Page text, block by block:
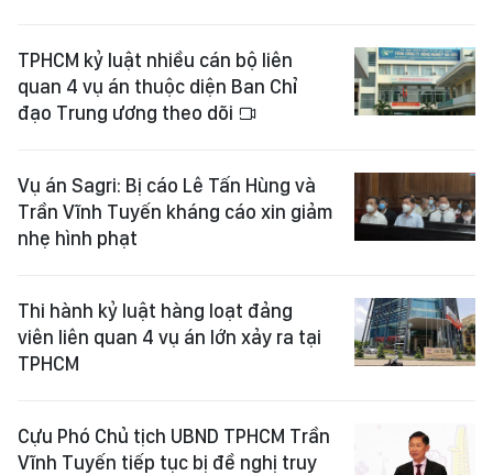
TPHCM kỷ luật nhiều cán bộ liên
quan 4 vụ án thuộc diện Ban Chỉ
đạo Trung ương theo dõi
Vụ án Sagri: Bị cáo Lê Tấn Hùng và
Trần Vĩnh Tuyến kháng cáo xin giảm
nhẹ hình phạt
Thi hành kỷ luật hàng loạt đảng
viên liên quan 4 vụ án lớn xảy ra tại
TPHCM
Cựu Phó Chủ tịch UBND TPHCM Trần
Vĩnh Tuyến tiếp tục bị đề nghị truy